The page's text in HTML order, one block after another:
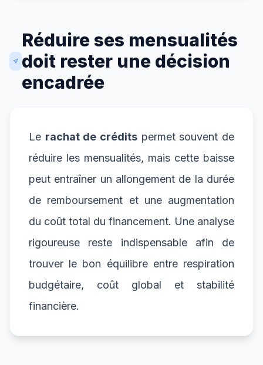
Réduire ses mensualités
doit rester une décision
encadrée
Le rachat de crédits permet souvent de
réduire les mensualités, mais cette baisse
peut entraîner un allongement de la durée
de remboursement et une augmentation
du coût total du financement. Une analyse
rigoureuse reste indispensable afin de
trouver le bon équilibre entre respiration
budgétaire, coût global et stabilité
financière.